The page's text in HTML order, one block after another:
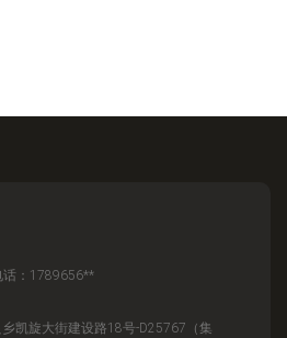
话：1789656**
凯旋大街建设路18号-D25767（集